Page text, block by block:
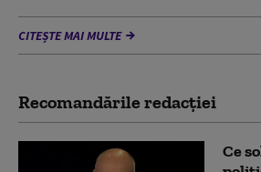
CITEȘTE MAI MULTE
Recomandările redacţiei
Ce